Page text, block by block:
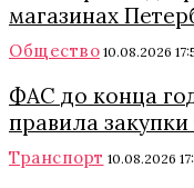
магазинах
Общество 10.08.2026
ФАС до конца
правила
Транспорт 10.08.2026